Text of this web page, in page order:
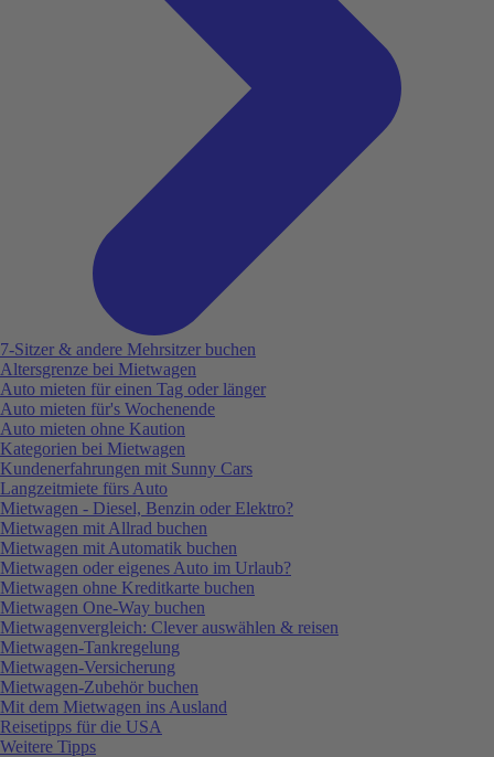
7-Sitzer & andere Mehrsitzer buchen
Altersgrenze bei Mietwagen
Auto mieten für einen Tag oder länger
Auto mieten für's Wochenende
Auto mieten ohne Kaution
Kategorien bei Mietwagen
Kundenerfahrungen mit Sunny Cars
Langzeitmiete fürs Auto
Mietwagen - Diesel, Benzin oder Elektro?
Mietwagen mit Allrad buchen
Mietwagen mit Automatik buchen
Mietwagen oder eigenes Auto im Urlaub?
Mietwagen ohne Kreditkarte buchen
Mietwagen One-Way buchen
Mietwagenvergleich: Clever auswählen & reisen
Mietwagen-Tankregelung
Mietwagen-Versicherung
Mietwagen-Zubehör buchen
Mit dem Mietwagen ins Ausland
Reisetipps für die USA
Weitere Tipps